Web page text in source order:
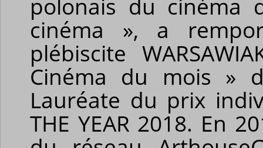
polonais du cinéma
cinéma », a
plébiscite
Cinéma du mois »
Lauréate du prix
THE YEAR 2018. En